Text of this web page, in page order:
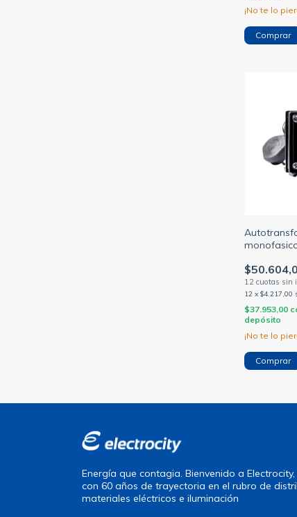
¡No te lo
(GENERICO)
12 x$4.217,00
$37.953,00
depósito
¡No te lo
Energía que contagia. Bienvenido a
con 60 años de trayectoria en el rubro de
materiales eléctricos e iluminación